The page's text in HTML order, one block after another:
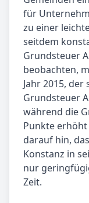
für
zu einer
seitdem
Grundsteuer
beobachten,
Jahr 2015,
Grundsteuer
während die
Punkte
darauf hin,
Konstanz in
nur
Zeit.